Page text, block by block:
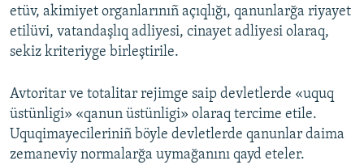
etüv, akimiyet organlarınıñ açıqlığı, qanunlarğa riyayet
etilüvi, vatandaşlıq adliyesi, cinayet adliyesi olaraq,
sekiz kriteriyge birleştirile.
Avtoritar ve totalitar rejimge saip devletlerde «uquq
üstünligi» «qanun üstünligi» olaraq tercime etile.
Uquqimayecileriniñ böyle devletlerde qanunlar daima
zemaneviy normalarğa uymağanını qayd eteler.